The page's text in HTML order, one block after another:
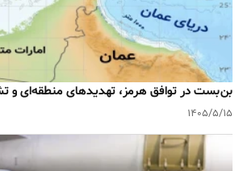
بن‌بست در توافق هرمز، تهدیدهای منطقه‌ای و
۱۴۰۵/۵/۱۵